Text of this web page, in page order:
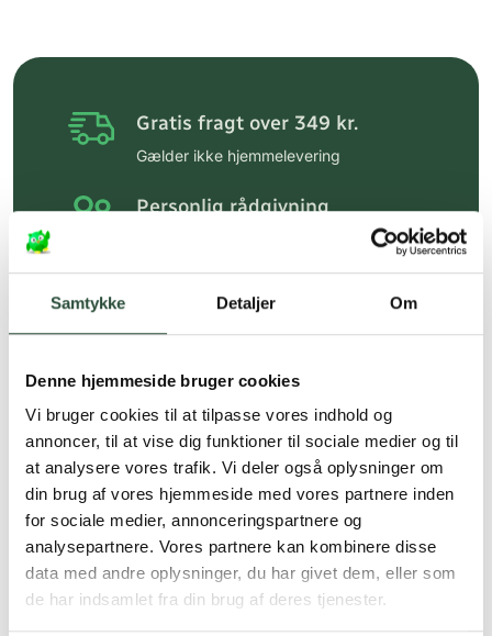
Samtykke Detaljer Om
Denne hjemmeside bruger cookies
Vi bruger cookies til at tilpasse vores indhold og
annoncer, til at vise dig funktioner til sociale medier og til
at analysere vores trafik. Vi deler også oplysninger om
din brug af vores hjemmeside med vores partnere inden
for sociale medier, annonceringspartnere og
analysepartnere. Vores partnere kan kombinere disse
data med andre oplysninger, du har givet dem, eller som
de har indsamlet fra din brug af deres tjenester.
Gratis fragt over 349 kr.
Gælder ikke hjemmelevering
Personlig rådgivning
Hurtig levering (30 min. i Kbh)
Faste lave priser*
*Gælder ikke ernæringsprodukter.
Stort udvalg af kendte
produkter
Vi tilbyder et stort udvalg af kendte
cremer, vitaminer og andre spændende
produkter – altid til fast lav pris.
Læs mere om Uglecare.dk her